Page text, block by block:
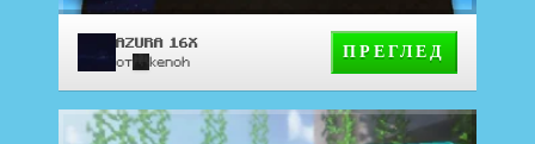
AZURA 16X
от kenoh
ПРЕГЛЕД